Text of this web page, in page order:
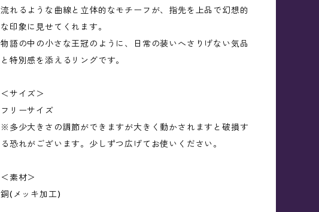
流れるような曲線と立体的なモチーフが、指先を上品で幻想的
な印象に見せてくれます。
物語の中の小さな王冠のように、日常の装いへさりげない気品
と特別感を添えるリングです。
＜サイズ＞
フリーサイズ
※多少大きさの調節ができますが大きく動かされますと破損す
る恐れがございます。少しずつ広げてお使いください。
＜素材＞
銅(メッキ加工)